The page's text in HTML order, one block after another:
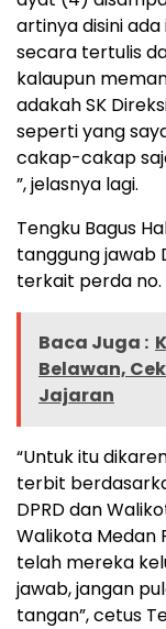
artinya disini
secara tertulis
kalaupun
adakah SK
seperti yang
cakap-cakap
”, jelasnya lagi.
Tengku Bagus
tanggung jawab
terkait perda no.
Baca Juga :
Belawan,
Jajaran
“Untuk itu
terbit
DPRD dan
Walikota Medan
telah mereka
jawab, jangan
tangan”, cetus